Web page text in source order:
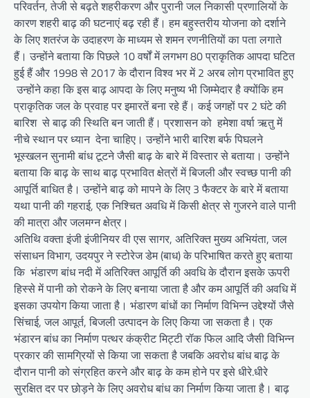
परिवर्तन, तेजी से बढ़ते शहरीकरण और पुरानी जल निकासी प्रणालियों के
कारण शहरी बाढ़ की घटनाएं बढ़ रही हैं। हम बहुस्तरीय योजना को दर्शाने
के लिए शतरंज के उदाहरण के माध्यम से शमन रणनीतियों का पता लगाते
हैं। उन्होंने बताया कि पिछले 10 वर्षों में लगभग 80 प्राकृतिक आपदा घटित
हुई हैं और 1998 से 2017 के दौरान विश्व भर में 2 अरब लोग प्रभावित हुए
उन्होंने कहा कि इस बाढ़ आपदा के लिए मनुष्य भी जिम्मेदार है क्योंकि हम
प्राकृतिक जल के प्रवाह पर इमारतें बना रहे हैं। कई जगहों पर 2 घंटे की
बारिश से बाढ़ की स्थिति बन जाती हैं। प्रशासन को हमेशा वर्षा ऋतु में
नीचे स्थान पर ध्यान देना चाहिए। उन्होंने भारी बारिश बर्फ पिघलने
भूस्खलन सुनामी बांध टूटने जैसी बाढ़ के बारे में विस्तार से बताया। उन्होंने
बताया कि बाढ़ के साथ बाढ़ प्रभावित क्षेत्रों में बिजली और स्वच्छ पानी की
आपूर्ति बाधित है। उन्होंने बाढ़ को मापने के लिए 3 फैक्टर के बारे में बताया
यथा पानी की गहराई, एक निश्चित अवधि में किसी क्षेत्र से गुजरने वाले पानी
की मात्रा और जलमग्न क्षेत्र।
अतिथि वक्ता इंजी इंजीनियर वी एस सागर, अतिरिक्त मुख्य अभियंता, जल
संसाधन विभाग, उदयपुर ने स्टोरेज डेम (बाध) के परिभाषित करते हुए बताया
कि भंडारण बांध नदी में अतिरिक्त आपूर्ति की अवधि के दौरान इसके ऊपरी
हिस्से में पानी को रोकने के लिए बनाया जाता है और कम आपूर्ति की अवधि में
इसका उपयोग किया जाता है। भंडारण बांधों का निर्माण विभिन्न उद्देश्यों जैसे
सिंचाई, जल आपूर्त, बिजली उत्पादन के लिए किया जा सकता है। एक
भंडारन बांध का निर्माण पत्थर कंक्रीट मिट्टी रॉक फिल आदि जैसी विभिन्न
प्रकार की सामग्रियों से किया जा सकता है जबकि अवरोध बांध बाढ़ के
दौरान पानी को संग्रहित करने और बाढ़ के कम होने पर इसे धीरे.धीरे
सुरक्षित दर पर छोड़ने के लिए अवरोध बांध का निर्माण किया जाता है। बाढ़